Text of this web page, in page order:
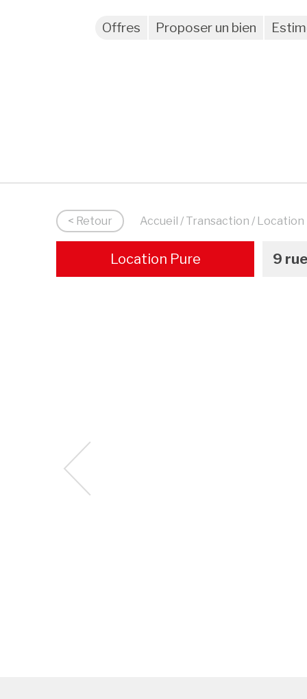
Offres Proposer un bien
< Retour Accueil / Transaction / Location
Location Pure 9